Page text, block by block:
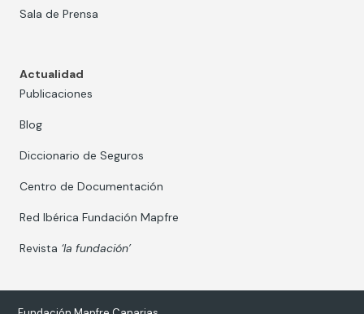
Sala de Prensa
Actualidad
Publicaciones
Blog
Diccionario de Seguros
Centro de Documentación
Red Ibérica Fundación Mapfre
Revista ‘la fundación’